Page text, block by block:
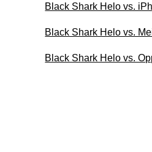
Black Shark Helo vs.
Black Shark Helo vs.
Black Shark Helo vs.